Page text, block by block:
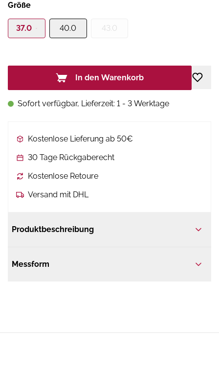
Größe
37.0 40.0 43.0
In den Warenkorb
Sofort verfügbar, Lieferzeit: 1 - 3 Werktage
Kostenlose Lieferung ab 50€
30 Tage Rückgaberecht
Kostenlose Retoure
Versand mit DHL
Produktbeschreibung
Messform